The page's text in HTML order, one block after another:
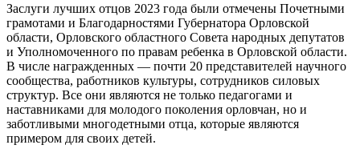
Заслуги лучших отцов 2023 года были отмечены Почетными
грамотами и Благодарностями Губернатора Орловской
области, Орловского областного Совета народных депутатов
и Уполномоченного по правам ребенка в Орловской области.
В числе награжденных — почти 20 представителей научного
сообщества, работников культуры, сотрудников силовых
структур. Все они являются не только педагогами и
наставниками для молодого поколения орловчан, но и
заботливыми многодетными отца, которые являются
примером для своих детей.